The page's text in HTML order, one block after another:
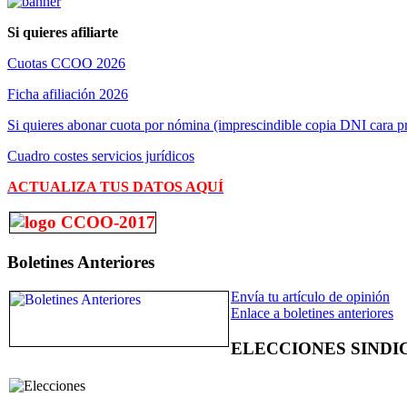
Si quieres afiliarte
Cuotas CCOO 2026
Ficha afiliación 2026
Si quieres abonar cuota por nómina (imprescindible copia DNI cara
Cuadro costes servicios jurídicos
ACTUALIZA TUS DATOS AQUÍ
Boletines Anteriores
Envía tu artículo de opinión
Enlace a boletines anteriores
ELECCIONES